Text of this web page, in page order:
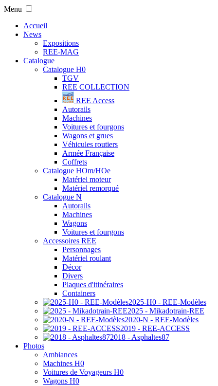
Menu
Accueil
News
Expositions
REE-MAG
Catalogue
Catalogue H0
TGV
REE COLLECTION
REE Access
Autorails
Machines
Voitures et fourgons
Wagons et grues
Véhicules routiers
Armée Française
Coffrets
Catalogue HOm/HOe
Matériel moteur
Matériel remorqué
Catalogue N
Autorails
Machines
Wagons
Voitures et fourgons
Accessoires REE
Personnages
Matériel roulant
Décor
Divers
Plaques d'itinéraires
Containers
2025-H0 - REE-Modèles
2025 - Mikadotrain-REE
2020-N - REE-Modèles
2019 - REE-ACCESS
2018 - Asphaltes87
Photos
Ambiances
Machines H0
Voitures de Voyageurs H0
Wagons H0